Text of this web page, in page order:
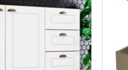
excessivos.
e a calibração de cores do